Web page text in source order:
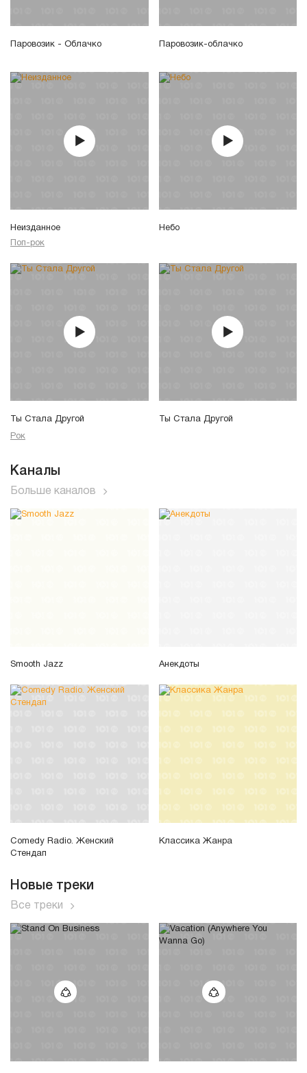
Паровозик - Облачко Паровозик-облачко
Неизданное
Поп-рок
Небо
Ты Стала Другой
Рок
Ты Стала Другой
Каналы
Больше каналов
Smooth Jazz Анекдоты
Comedy Radio. Женский
Стендап
Классика Жанра
Новые треки
Все треки